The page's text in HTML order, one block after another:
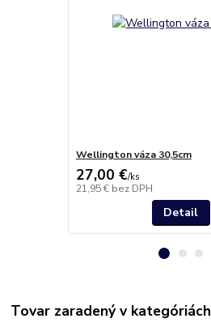
Wellington váza 30,5cm
27,00 €/ks
21,95 € bez DPH
Detail
Tovar zaradený v kategóriách